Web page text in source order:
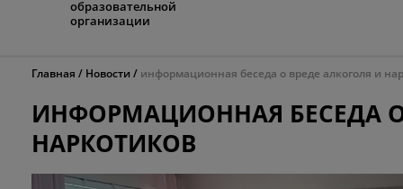
образовательной
организации
Главная Новости информационная беседа о вреде алкоголя и
ИНФОРМАЦИОННАЯ БЕСЕДА
НАРКОТИКОВ